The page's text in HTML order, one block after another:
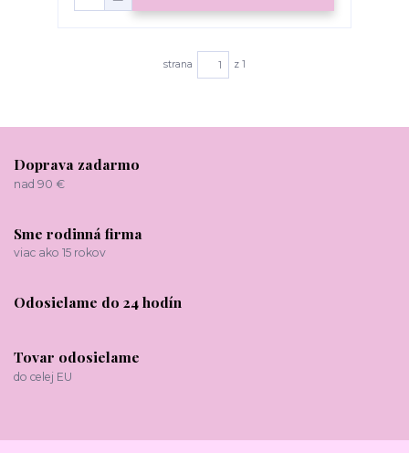
strana z 1
Doprava zadarmo
nad 90 €
Sme rodinná firma
viac ako 15 rokov
Odosielame do 24 hodín
Tovar odosielame
do celej EU